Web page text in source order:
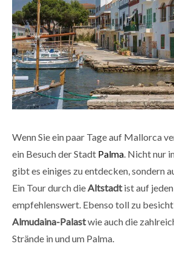
Wenn Sie ein paar Tage auf Mallorca
ein Besuch der Stadt Palma . Nicht nur
gibt es einiges zu entdecken, sondern
Ein Tour durch die Altstadtist auf
empfehlenswert. Ebenso toll zu
Almudaina-Palastwie auch die
Strände in und um Palma.